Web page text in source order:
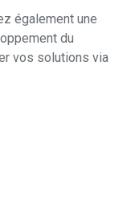
également une
du
vos solutions via